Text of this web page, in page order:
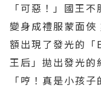
「可惡！」國王
變身成禮服蒙面俠
額出現了發光的
王后」拋出發光的
「哼！真是小孩